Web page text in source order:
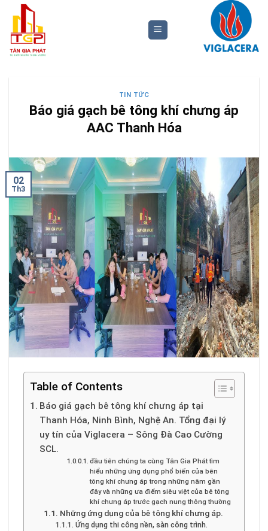
nội
dung
TIN TỨC
Báo giá gạch bê tông khí chưng áp
AAC Thanh Hóa
02
Th3
Table of Contents
Báo giá gạch bê tông khí chưng áp tại
Thanh Hóa, Ninh Bình, Nghệ An. Tổng đại lý
uy tín của Viglacera – Sông Đà Cao Cường
SCL.
đầu tiên chúng ta cùng Tân Gia Phát tìm
hiểu những ứng dụng phổ biến của bên
tông khí chưng áp trong những năm gần
đây và những ưa điểm siêu việt của bê tông
khí chưng áp trước gạch nung thông thường
Những ứng dụng của bê tông khí chưng áp.
Ứng dụng thi công nền, sàn công trình.